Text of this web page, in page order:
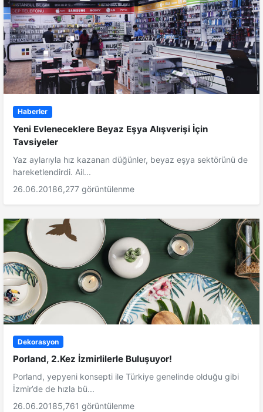
Haberler
Yeni Evleneceklere Beyaz Eşya Alışverişi İçin
Tavsiyeler
Yaz aylarıyla hız kazanan düğünler, beyaz eşya sektörünü de
hareketlendirdi. Ail...
26.06.20186,277 görüntülenme
Dekorasyon
Porland, 2.Kez İzmirlilerle Buluşuyor!
Porland, yepyeni konsepti ile Türkiye genelinde olduğu gibi
İzmir’de de hızla bü...
26.06.20185,761 görüntülenme